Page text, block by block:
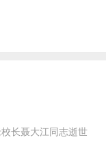
长聂大江同志逝世